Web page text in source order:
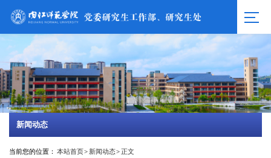
新闻动态
当前您的位置： 本站首页>新闻动态> 正文